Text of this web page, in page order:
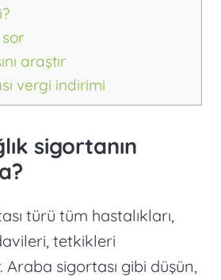
araştır
vergi indirimi
sigortanın
türü tüm hastalıkları,
tetkikleri
Araba sigortası gibi düşün,